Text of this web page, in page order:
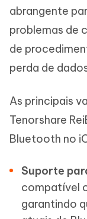
abrangente
problemas de
de
perda de
As principais
Tenorshare
Bluetooth no
Suporte
compatível
garantindo